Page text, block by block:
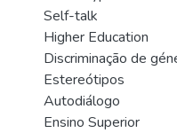
Self-talk
Higher Education
Discriminação de
Estereótipos
Autodiálogo
Ensino Superior